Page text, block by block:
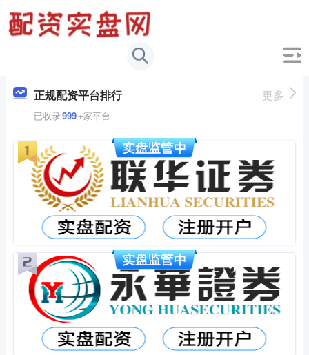
正规配资平台排行
已收录999+家平台
更多